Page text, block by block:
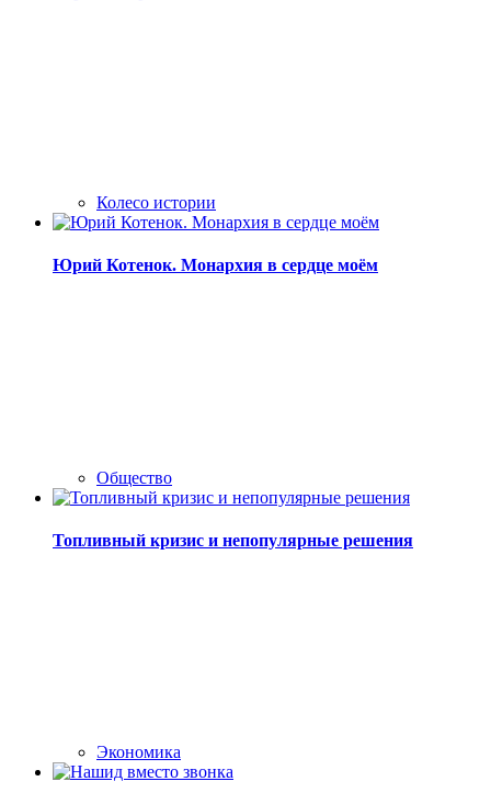
Колесо истории
Юрий Котенок. Монархия в сердце моём
Общество
Топливный кризис и непопулярные решения
Экономика